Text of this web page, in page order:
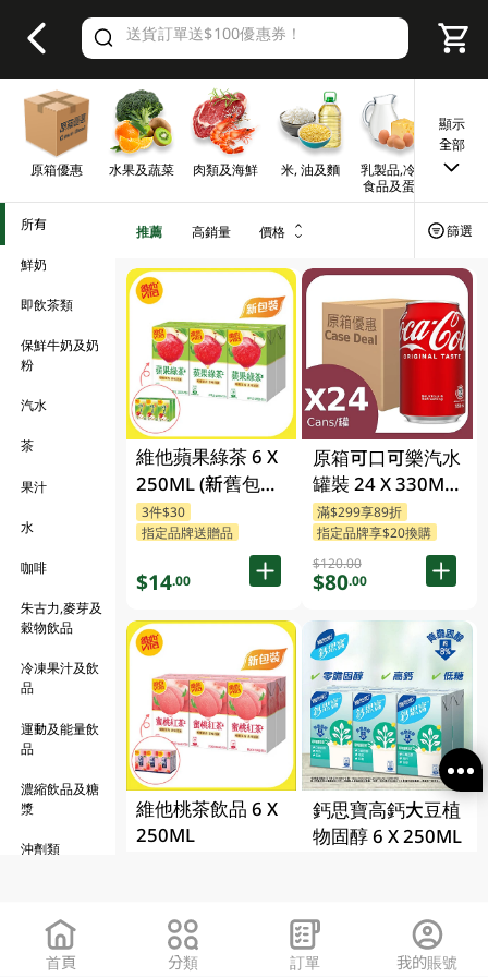
Valid Until 30 June 2026
原箱優惠 水果及蔬菜 肉類及海鮮 米, 油及麵
乳製品,冷凍
食品及蛋類
早餐
顯示
全部
所有
鮮奶
即飲茶類
保鮮牛奶及奶
粉
汽水
茶
果汁
水
咖啡
朱古力,麥芽及
穀物飲品
冷凍果汁及飲
品
運動及能量飲
品
濃縮飲品及糖
漿
沖劑類
推薦 高銷量 價格 篩選
維他蘋果綠茶 6 X
250ML (新舊包裝
隨機發貨)
3件$30
指定品牌送贈品
$14.00
維他桃茶飲品 6 X
250ML
$14.00
原箱可口可樂汽水
罐裝 24 X 330ML
(包裝隨機發送)
滿$299享89折
指定品牌享$20換購
$120.00
$80.00
鈣思寶高鈣大豆植
物固醇 6 X 250ML
$33
首頁 分類 訂單 我的賬號